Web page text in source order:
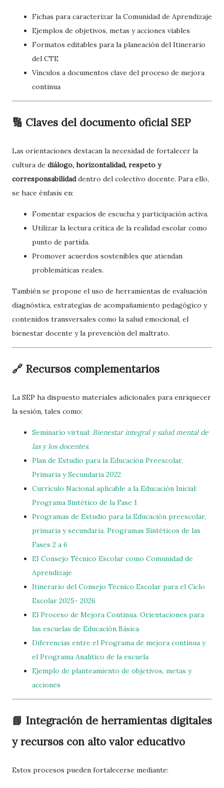
Fichas para caracterizar la Comunidad de Aprendizaje
Ejemplos de objetivos, metas y acciones viables
Formatos editables para la planeación del Itinerario
del CTE
Vínculos a documentos clave del proceso de mejora
continua
🔢 Claves del documento oficial SEP
Las orientaciones destacan la necesidad de fortalecer la
cultura de diálogo, horizontalidad, respeto y
corresponsabilidaddentro del colectivo docente. Para ello,
se hace énfasis en:
Fomentar espacios de escucha y participación activa.
Utilizar la lectura crítica de la realidad escolar como
punto de partida.
Promover acuerdos sostenibles que atiendan
problemáticas reales.
También se propone el uso de herramientas de evaluación
diagnóstica, estrategias de acompañamiento pedagógico y
contenidos transversales como la salud emocional, el
bienestar docente y la prevención del maltrato.
🔗 Recursos complementarios
La SEP ha dispuesto materiales adicionales para enriquecer
la sesión, tales como:
Seminario virtual: Bienestar integral y salud mental de
las y los docentes.
Plan de Estudio para la Educación Preescolar,
Primaria y Secundaria 2022
Currículo Nacional aplicable a la Educación Inicial:
Programa Sintético de la Fase 1
Programas de Estudio para la Educación preescolar,
primaria y secundaria. Programas Sintéticos de las
Fases 2 a 6
EI Consejo Técnico Escolar como Comunidad de
Aprendizaje
Itinerario del Consejo Técnico Escolar para el Ciclo
Escolar 2025- 2026
El Proceso de Mejora Continua. Orientaciones para
las escuelas de Educación Básica
Diferencias entre el Programa de mejora continua y
el Programa Analitico de la escuela
Ejemplo de planteamiento de objetivos, metas y
acciones
📘 Integración de herramientas digitales
y recursos con alto valor educativo
Estos procesos pueden fortalecerse mediante: